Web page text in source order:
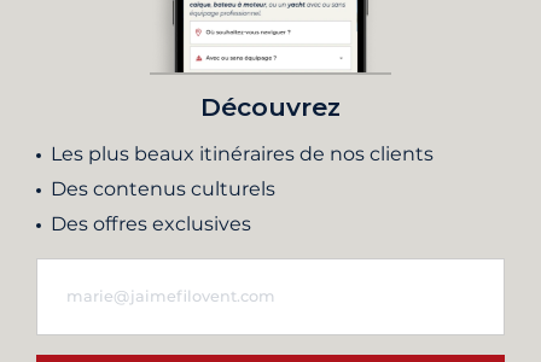
Découvrez
Les plus beaux itinéraires de nos clients
Des contenus culturels
Des offres exclusives